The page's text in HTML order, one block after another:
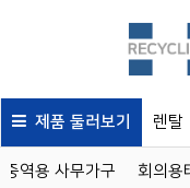
제품 둘러보기 렌탈
중역용 사무가구 회의용